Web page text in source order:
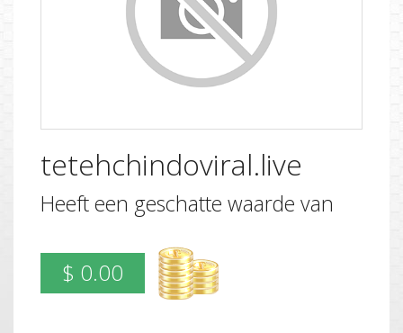
tetehchindoviral.live
Heeft een geschatte waarde van
$ 0.00